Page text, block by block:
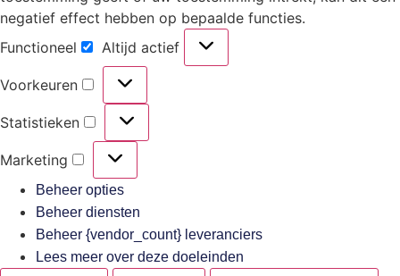
negatief effect hebben op bepaalde functies.
Functioneel
Altijd actief
Voorkeuren
Statistieken
Marketing
Beheer opties
Beheer diensten
Beheer {vendor_count} leveranciers
Lees meer over deze doeleinden